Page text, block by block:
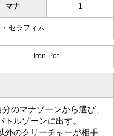
マナ 1
セラフィム
Iron Pot
のマナゾーンから選び、
ルゾーンに出す。
外のクリーチャーが相手